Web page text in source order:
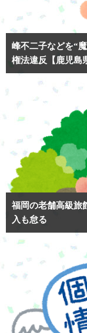
峰不二子などを“
権法違反【鹿児島
福岡の老舗高級旅
入も怠る